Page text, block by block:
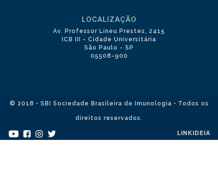
LOCALIZAÇÃO
Av. Professor Lineu Prestes, 2415
ICB III - Cidade Universitária
São Paulo - SP
05508-900
© 2018 • SBI Sociedade Brasileira de Imunologia • Todos os
direitos reservados.
LINKIDEIA